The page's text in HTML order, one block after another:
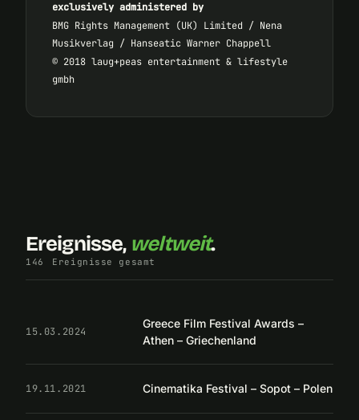
exclusively administered by
BMG Rights Management (UK) Limited / Nena
Musikverlag / Hanseatic Warner Chappell
© 2018 laug+peas entertainment & lifestyle
gmbh
Ereignisse, weltweit.
146 Ereignisse gesamt
15.03.2024
Greece Film Festival Awards –
Athen – Griechenland
19.11.2021 Cinematika Festival – Sopot – Polen